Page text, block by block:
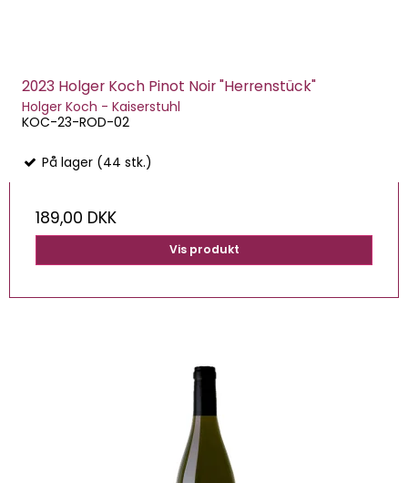
2023 Holger Koch Pinot Noir "Herrenstück"
Holger Koch - Kaiserstuhl
KOC-23-ROD-02
På lager (44 stk.)
189,00 DKK
Vis produkt